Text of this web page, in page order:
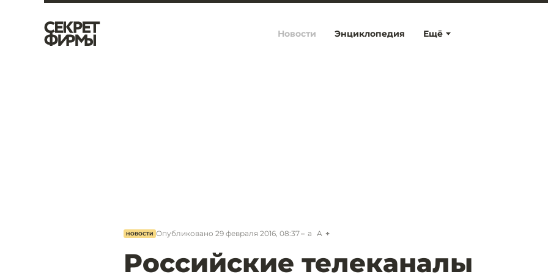
Ещё
Новости Энциклопедия
НОВОСТИ Опубликовано 29 февраля 2016, 08:37 a A
Российские телеканалы